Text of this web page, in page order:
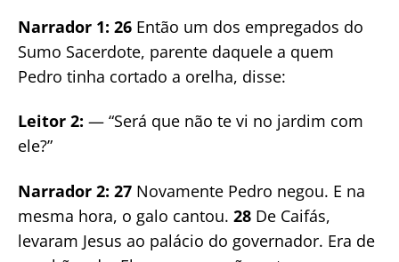
Narrador 1: 26 Então um dos empregados do
Sumo Sacerdote, parente daquele a quem
Pedro tinha cortado a orelha, disse:
Leitor 2: — “Será que não te vi no jardim com
ele?”
Narrador 2: 27 Novamente Pedro negou. E na
mesma hora, o galo cantou. 28 De Caifás,
levaram Jesus ao palácio do governador. Era de